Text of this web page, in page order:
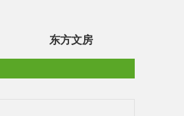
东方文房